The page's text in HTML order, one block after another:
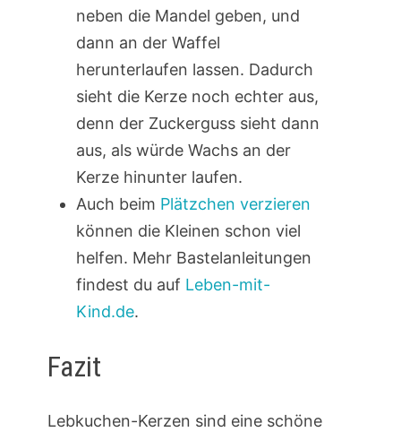
neben die Mandel geben, und
dann an der Waffel
herunterlaufen lassen. Dadurch
sieht die Kerze noch echter aus,
denn der Zuckerguss sieht dann
aus, als würde Wachs an der
Kerze hinunter laufen.
Auch beim Plätzchen verzieren
können die Kleinen schon viel
helfen. Mehr Bastelanleitungen
findest du auf Leben-mit-
Kind.de.
Fazit
Lebkuchen-Kerzen sind eine schöne